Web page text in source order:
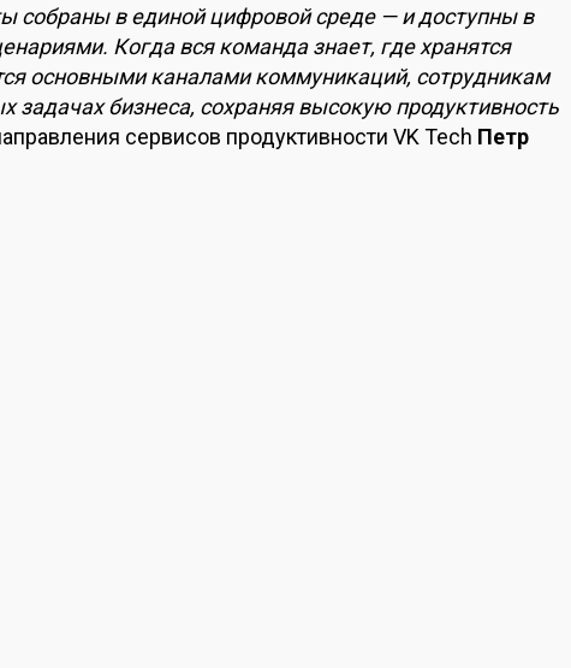
собраны в единой цифровой среде — и доступны в
Когда вся команда знает, где хранятся
основными каналами коммуникаций, сотрудникам
задачах бизнеса, сохраняя высокую продуктивность
сервисов продуктивности VK Tech Петр